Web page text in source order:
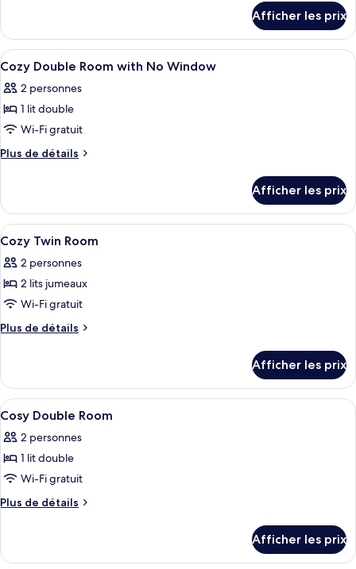
Accessible
Double
without
Window
Accessible
Double
without
Window
Afficher les prix
Afficher
toutes
les
photos
pour
ce
chambre :
Cozy
Double
Room
with
No
Window
Coffre-fort, bureau, rideaux
7
Cozy Double Room with No Window
2 personnes
1 lit double
Wi-Fi gratuit
Plus de détails
Plus
Cozy
Double
Room
No
Window
Afficher les prix
Afficher
toutes
les
photos
pour
ce
chambre :
Cozy
Twin
Room
Coffre-fort, bureau, rideaux
4
Cozy Twin Room
2 personnes
2 lits jumeaux
Wi-Fi gratuit
Plus de détails
Plus
Cozy
Twin
Room
Afficher les prix
Afficher
toutes
les
photos
pour
ce
chambre :
Coffre-fort, bureau, rideaux
5
Cosy Double Room
2 personnes
1 lit double
Wi-Fi gratuit
Plus de détails
Plus
Cosy
Afficher les prix